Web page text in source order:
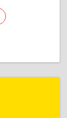
"ЧДК"
г, вн.тер.г.